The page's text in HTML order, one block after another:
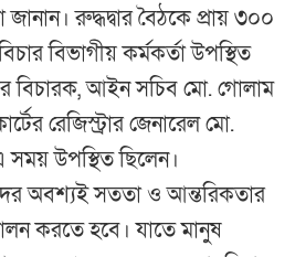
রুদ্ধদ্বার বৈঠকে প্রায় ৩০০
বিভাগীয় কর্মকর্তা উপস্থিত
বিচারক, আইন সচিব মো. গোলাম
রেজিস্ট্রার জেনারেল মো.
সময় উপস্থিত ছিলেন।
অবশ্যই সততা ও আন্তরিকতার
করতে হবে। যাতে মানুষ